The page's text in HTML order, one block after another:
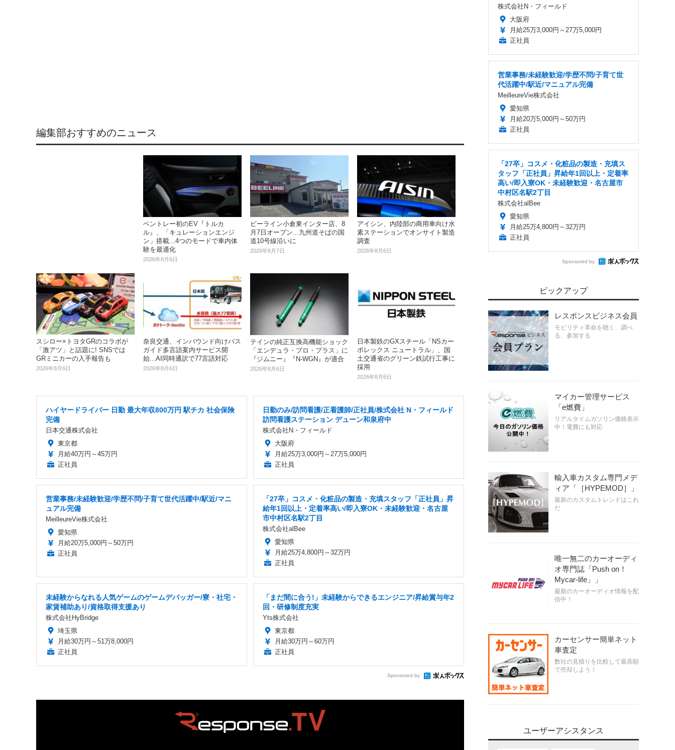
編集部おすすめのニュース
ベントレー初のEV『トルカ
ル』、「キュレーションエンジ
ン」搭載...4つのモードで車内体
験を最適化
2026年8月6日
ビーライン小倉東インター店、8
月7日オープン...九州道そばの国
道10号線沿いに
2026年8月7日
アイシン、内陸部の商用車向け水
素ステーションでオンサイト製造
調査
2026年8月6日
スシロー×トヨタGRのコラボが
「激アツ」と話題に! SNSでは
GRミニカーの入手報告も
2026年8月6日
奈良交通、インバウンド向けバス
ガイド多言語案内サービス開
始...AI同時通訳で77言語対応
2026年8月6日
テインの純正互換高機能ショック
「エンデュラ・プロ・プラス」に
『ジムニー』『N-WGN』が適合
2026年8月6日
日本製鉄のGXスチール「NSカー
ボレックス ニュートラル」、国
土交通省のグリーン鉄試行工事に
採用
2026年8月6日
ハイヤードライバー 日勤 最大年収800万円 駅チカ 社会保険
完備
日本交通株式会社
東京都
月給40万円～45万円
正社員
日勤のみ/訪問看護/正看護師/正社員/株式会社 N・フィールド
訪問看護ステーション デューン和泉府中
株式会社N・フィールド
大阪府
月給25万3,000円～27万5,000円
正社員
営業事務/未経験歓迎/学歴不問/子育て世代活躍中/駅近/マニ
ュアル完備
MeilleureVie株式会社
愛知県
月給20万5,000円～50万円
正社員
「27卒」コスメ・化粧品の製造・充填スタッフ「正社員」昇
給年1回以上・定着率高い/即入寮OK・未経験歓迎・名古屋
市中村区名駅2丁目
株式会社alBee
愛知県
月給25万4,800円～32万円
正社員
未経験からなれる人気ゲームのゲームデバッガー/寮・社宅・
家賃補助あり/資格取得支援あり
株式会社HyBridge
埼玉県
月給30万円～51万8,000円
正社員
「まだ間に合う!」未経験からできるエンジニア/昇給賞与年2
回・研修制度充実
Yts株式会社
東京都
月給30万円～60万円
正社員
Sponsored by
株式会社N・フィールド
大阪府
月給25万3,000円～27万5,000円
正社員
営業事務/未経験歓迎/学歴不問/子育て世
代活躍中/駅近/マニュアル完備
MeilleureVie株式会社
愛知県
月給20万5,000円～50万円
正社員
「27卒」コスメ・化粧品の製造・充填ス
タッフ「正社員」昇給年1回以上・定着率
高い/即入寮OK・未経験歓迎・名古屋市
中村区名駅2丁目
株式会社alBee
愛知県
月給25万4,800円～32万円
正社員
Sponsored by
ピックアップ
レスポンスビジネス会員
モビリティ革命を聴く、調べ
る、参加する
マイカー管理サービス
「e燃費」
リアルタイムガソリン価格表示
中！電費にも対応
輸入車カスタム専門メデ
ィア「［HYPEMOD］」
最新のカスタムトレンドはこれ
だ
唯一無二のカーオーディ
オ専門誌「Push on！
Mycar-life」」
最新のカーオーディオ情報を配
信中！
カーセンサー簡単ネット
車査定
数社の見積りを比較して最高額
で売却しよう！
ユーザーアシスタンス